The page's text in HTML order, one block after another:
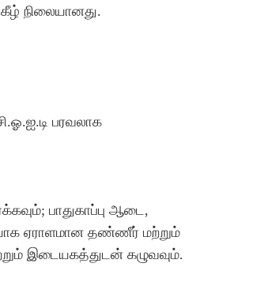
நிலையானது.
பரவலாக
பாதுகாப்பு ஆடை,
ஏராளமான தண்ணீர் மற்றும்
இடையகத்துடன் கழுவவும்.